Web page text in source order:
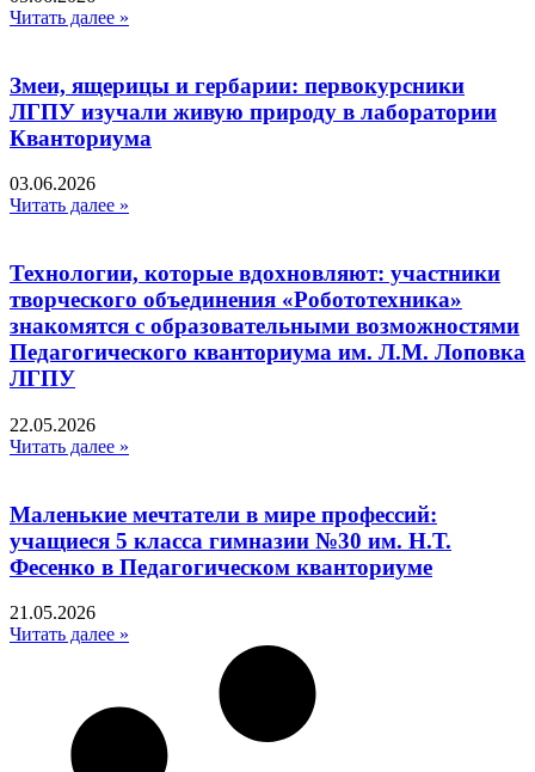
Читать далее »
Змеи, ящерицы и гербарии: первокурсники
ЛГПУ изучали живую природу в лаборатории
Кванториума
03.06.2026
Читать далее »
Технологии, которые вдохновляют: участники
творческого объединения «Робототехника»
знакомятся с образовательными возможностями
Педагогического кванториума им. Л.М. Лоповка
ЛГПУ
22.05.2026
Читать далее »
Маленькие мечтатели в мире профессий:
учащиеся 5 класса гимназии №30 им. Н.Т.
Фесенко в Педагогическом кванториуме
21.05.2026
Читать далее »